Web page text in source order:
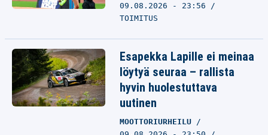
09.08.2026 - 23:56
TOIMITUS
Esapekka Lapille ei meinaa
löytyä seuraa – rallista
hyvin huolestuttava
uutinen
MOOTTORIURHEILU